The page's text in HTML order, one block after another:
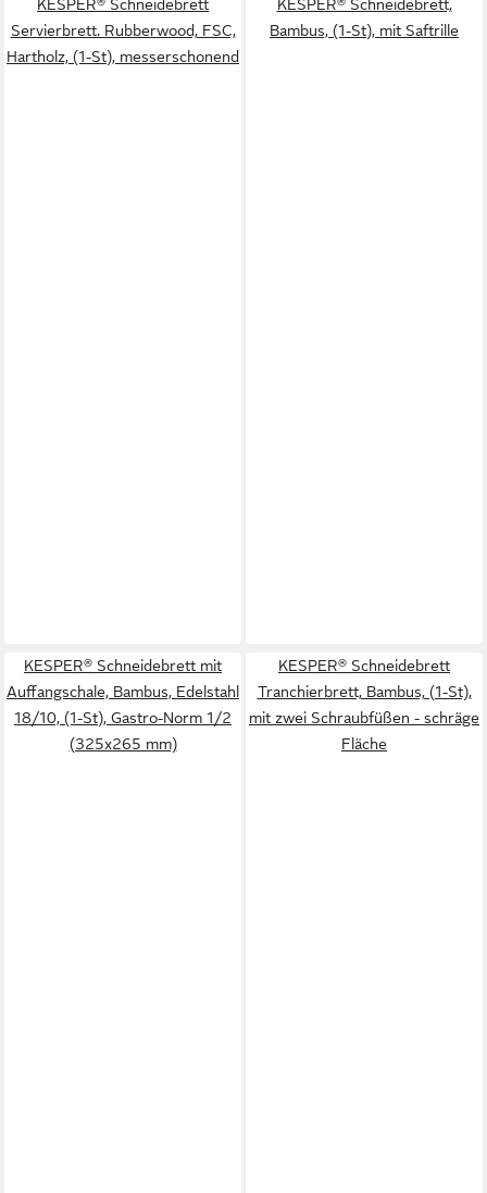
KESPER® Schneidebrett
Servierbrett. Rubberwood, FSC,
Hartholz, (1-St), messerschonend
KESPER® Schneidebrett,
Bambus, (1-St), mit Saftrille
KESPER® Schneidebrett mit
Auffangschale, Bambus, Edelstahl
18/10, (1-St), Gastro-Norm 1/2
(325x265 mm)
KESPER® Schneidebrett
Tranchierbrett, Bambus, (1-St),
mit zwei Schraubfüßen - schräge
Fläche